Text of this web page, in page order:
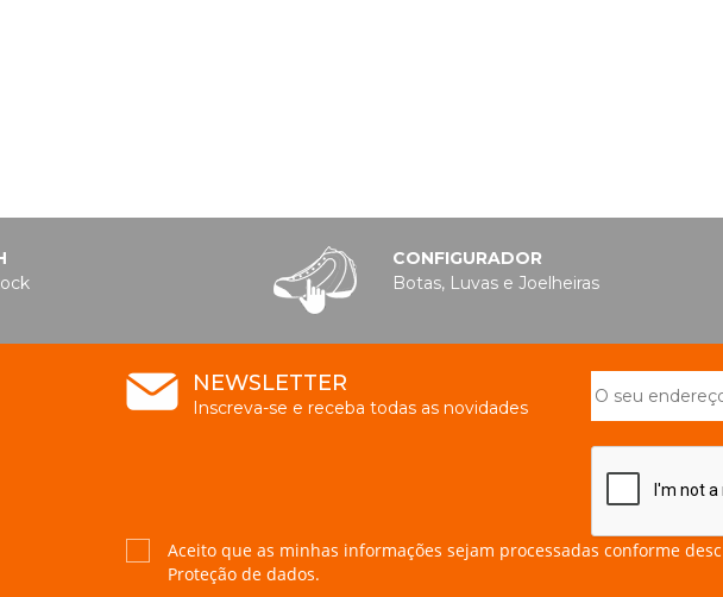
CONFIGURADOR
Botas, Luvas e Joelheiras
NEWSLETTER
Inscreva-se e receba todas as novidades
Aceito que as minhas informações sejam processadas conforme
Proteção de dados.